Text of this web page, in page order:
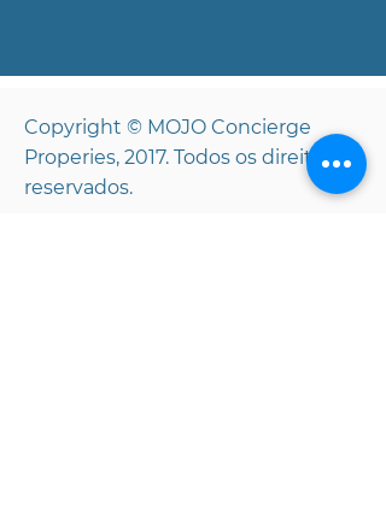
Copyright © MOJO Concierge
Properies, 2017. Todos os direitos
reservados.